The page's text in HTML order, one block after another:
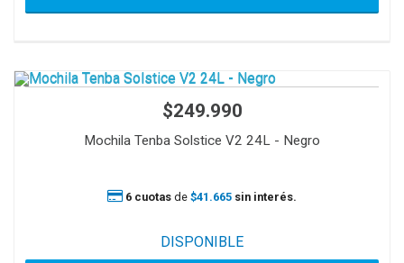
$249.990
Mochila Tenba Solstice V2 24L - Negro
6 cuotas de $41.665 sin interés.
DISPONIBLE